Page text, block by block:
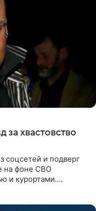
за хвастовство
и подверг
на фоне СВО
и курортами.